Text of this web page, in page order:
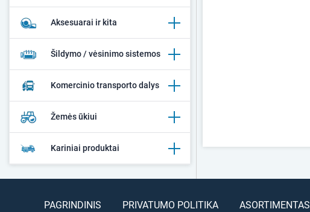
Aksesuarai ir kita
Šildymo / vėsinimo sistemos
Komercinio transporto dalys
Žemės ūkiui
Kariniai produktai
PAGRINDINIS PRIVATUMO POLITIKA ASORTIMENTAS